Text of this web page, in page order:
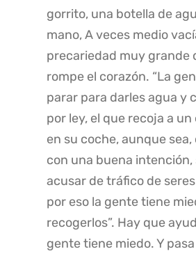
gorrito, una botella de
mano, A veces medio
precariedad muy grande
rompe el corazón. “La
parar para darles agua y
por ley, el que recoja a
en su coche, aunque sea,
con una buena intención,
acusar de tráfico de
por eso la gente tiene
recogerlos”. Hay que
gente tiene miedo. Y